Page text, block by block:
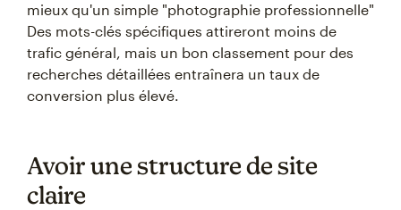
mieux qu'un simple "photographie professionnelle"
Des mots-clés spécifiques attireront moins de
trafic général, mais un bon classement pour des
recherches détaillées entraînera un taux de
conversion plus élevé.
Avoir une structure de site
claire